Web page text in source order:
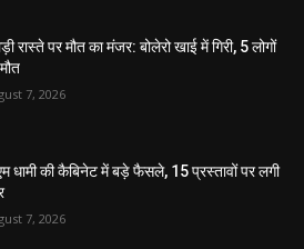
रास्ते पर मौत का मंजर: बोलेरो खाई में गिरी, 5 लोगों
7, 2026
धामी की कैबिनेट में बड़े फैसले, 15 प्रस्तावों पर लगी
7, 2026